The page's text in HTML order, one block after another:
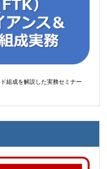
組成を解説した実務セミナー